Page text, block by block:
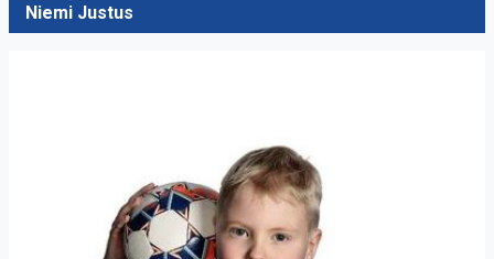
Niemi Justus